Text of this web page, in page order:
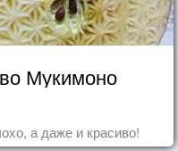
Мукимоно
а даже и красиво!